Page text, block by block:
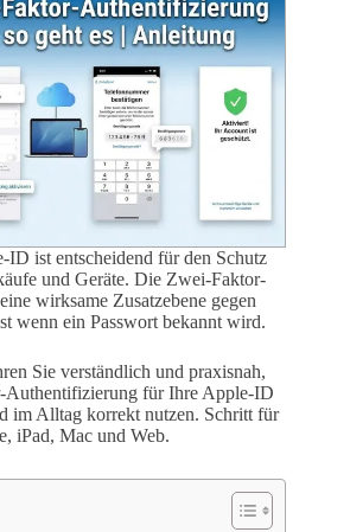
ID ist entscheidend für den Schutz
und Geräte. Die Zwei-Faktor-
wirksame Zusatzebene gegen
wenn ein Passwort bekannt wird.
Sie verständlich und praxisnah,
für Ihre Apple-ID
im Alltag korrekt nutzen. Schritt für
iPad, Mac und Web.